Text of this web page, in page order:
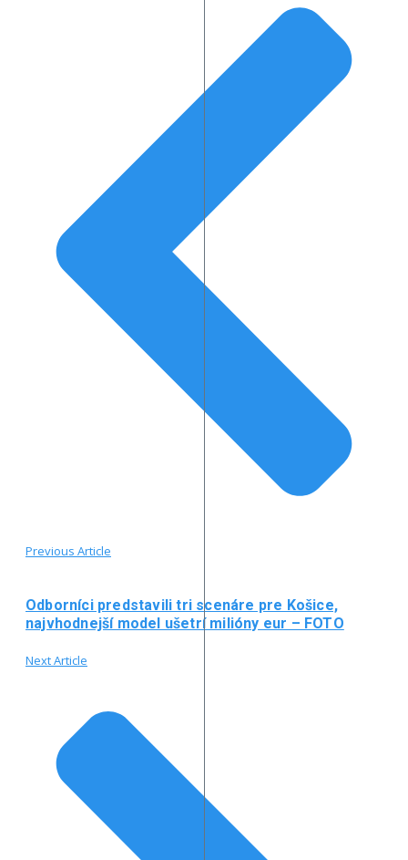
Previous Article
Odborníci predstavili tri scenáre pre Košice,
najvhodnejší model ušetrí milióny eur – FOTO
Next Article